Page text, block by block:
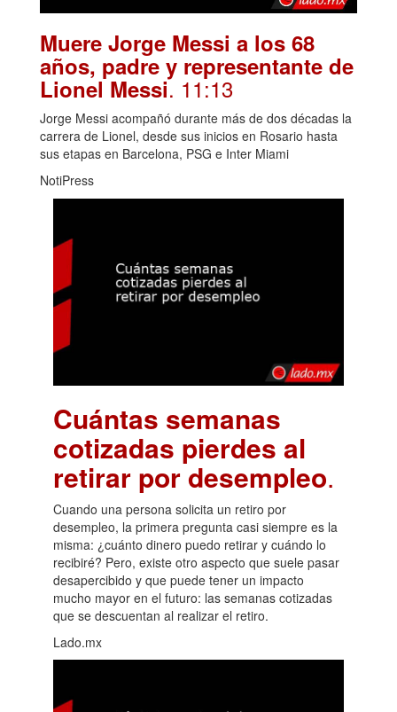
Muere Jorge Messi a los 68
años, padre y representante de
Lionel Messi. 11:13
Jorge Messi acompañó durante más de dos décadas la
carrera de Lionel, desde sus inicios en Rosario hasta
sus etapas en Barcelona, PSG e Inter Miami
NotiPress
Cuántas semanas
cotizadas pierdes al
retirar por desempleo.
Cuando una persona solicita un retiro por
desempleo, la primera pregunta casi siempre es la
misma: ¿cuánto dinero puedo retirar y cuándo lo
recibiré? Pero, existe otro aspecto que suele pasar
desapercibido y que puede tener un impacto
mucho mayor en el futuro: las semanas cotizadas
que se descuentan al realizar el retiro.
Lado.mx